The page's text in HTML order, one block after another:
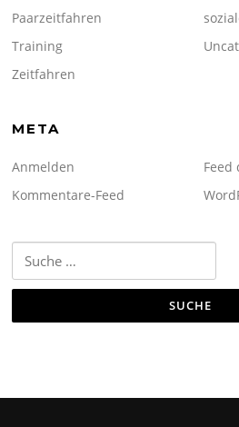
Paarzeitfahren
Training
Zeitfahren
META
Anmelden
Feed
Kommentare-Feed
nach: